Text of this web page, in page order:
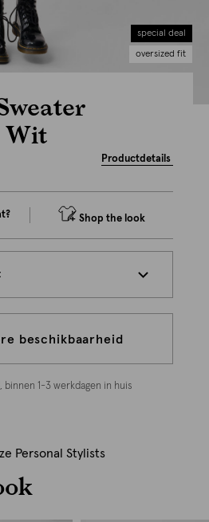
special deal
oversized fit
Wit
Productdetails
Shop the look
beschikbaarheid
binnen 1-3 werkdagen in huis
Personal Stylists